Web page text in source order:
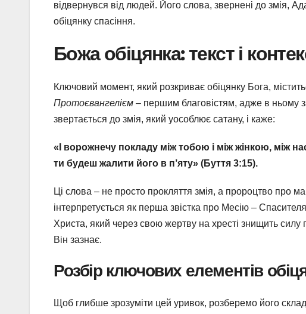
відвернувся від людей. Його слова, звернені до змія,
обіцянку спасіння.
Божа обіцянка: текст і
Ключовий момент, який розкриває обіцянку Бога,
Протоєвангелієм – першим благовістям, адже в ньому
звертається до змія, який уособлює сатану, і каже:
«І ворожнечу покладу між тобою і між жінкою, між
ти будеш жалити його в п’яту» (Буття 3:15).
Ці слова – не просто прокляття змія, а пророцтво про
інтерпретується як перша звістка про Месію –
Христа, який через свою жертву на хресті знищить силу
Він зазнає.
Розбір ключових елементів
Щоб глибше зрозуміти цей уривок, розберемо його